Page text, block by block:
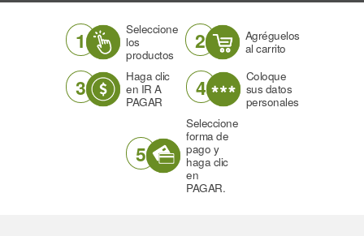
1
Seleccione
los
productos
2
Agréguelos
al carrito
3
Haga clic
en IR A
PAGAR
4
Coloque
sus datos
personales
5
Seleccione
forma de
pago y
haga clic
en
PAGAR.